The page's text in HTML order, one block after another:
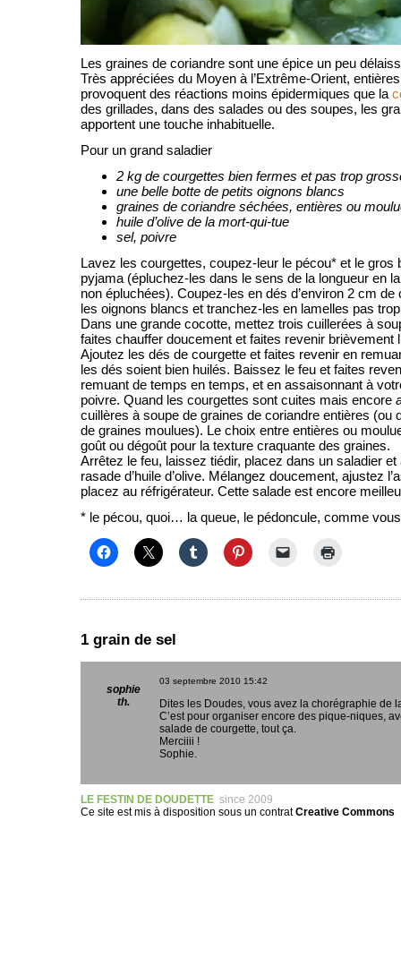
Les graines de coriandre sont une épice un peu
Très appréciées du Moyen à l’Extrême-Orient,
provoquent des réactions moins épidermiques que la
des grillades, dans des salades ou des soupes, les
apportent une touche inhabituelle.
Pour un grand saladier
2 kg de courgettes bien fermes et pas trop
une belle botte de petits oignons blancs
graines de coriandre séchées, entières ou
huile d’olive de la mort-qui-tue
sel, poivre
Lavez les courgettes, coupez-leur le pécou* et le gros
pyjama (épluchez-les dans le sens de la longueur en
non épluchées). Coupez-les en dés d’environ 2 cm
les oignons blancs et tranchez-les en lamelles pas
Dans une grande cocotte, mettez trois cuillerées à
faites chauffer doucement et faites revenir brièvement
Ajoutez les dés de courgette et faites revenir en
les dés soient bien huilés. Baissez le feu et faites
remuant de temps en temps, et en assaisonnant à
poivre. Quand les courgettes sont cuites mais encore
cuillères à soupe de graines de coriandre entières (ou
de graines moulues). Le choix entre entières ou
goût ou dégoût pour la texture craquante des graines.
Arrêtez le feu, laissez tiédir, placez dans un saladier et
rasade d’huile d’olive. Mélangez doucement, ajustez
placez au réfrigérateur. Cette salade est encore
* le pécou, quoi… la queue, le pédoncule, comme
1 grain de sel
sophie
th.
03 septembre 2010 15:42
Dites les Doudes, vous avez la chorégraphie de
C’est pour organiser encore des pique-niques,
salade de courgette, tout ça.
Merciiii !
Sophie.
LE FESTIN DE DOUDETTE since 2009
Ce site est mis à disposition sous un contratCreative Commons